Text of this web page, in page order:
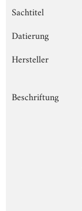
Sachtitel
Datierung
Hersteller
Beschriftung